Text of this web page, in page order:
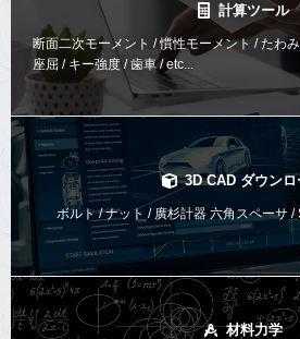
計算ツール
断面二次モーメント / 慣性モーメント / たわ
座屈 / キー強度 / 歯車 / etc...
3D CAD ダウンロ
ボルト / ナット / 廣杉計器 六角スペーサ /
材料力学